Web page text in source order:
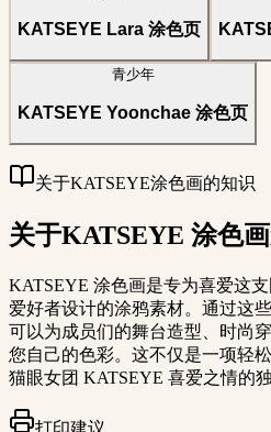
KATSEYE Lara 涂色页
青少年
KATSEYE Yoonchae 涂色页
关于KATSEYE涂色画的知识
关于KATSEYE 涂色
KATSEYE 涂色画是专为喜爱这
爱好者设计的涂鸦素材。通过这
可以为成员们的舞台造型、时尚
您自己的色彩。这不仅是一项轻
猫眼女团 KATSEYE 喜爱之情的